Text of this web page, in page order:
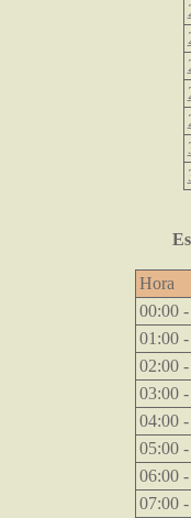
Hora
00:00
01:00
02:00
03:00
04:00
05:00
06:00
07:00